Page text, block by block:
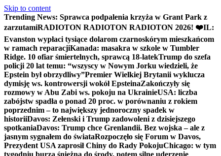
Skip to content
Trending News: Sprawca podpalenia krzyża w Grant Park z
zarzutamiRADIOTON RADIOTON RADIOTON 2026! ❤️IL:
Evanston wypłaci tysiące dolarom czarnoskórym mieszkańcom
w ramach reparacjiKanada: masakra w szkole w Tumbler
Ridge. 10 ofiar śmiertelnych, sprawcą 18-latekTrump do szefa
policji 20 lat temu: “wszyscy w Nowym Jorku wiedzieli, że
Epstein był obrzydliwy”Premier Wielkiej Brytanii wyklucza
dymisję ws. kontrowersji wokół EpsteinaZakończyły się
rozmowy w Abu Zabi ws. pokoju na UkrainieUSA: liczba
zabójstw spadła o ponad 20 proc. w porównaniu z rokiem
poprzednim – to największy jednoroczny spadek w
historiiDavos: Zełenski i Trump zadowoleni z dzisiejszego
spotkaniaDavos: Trump chce Grenlandii. Bez wojska – ale z
jasnym sygnałem do świataRozpoczęło się Forum w Davos,
Prezydent USA zaprosił Chiny do Rady PokojuChicago: w tym
tygodniu burza śnieżna do środy, potem silne uderzenie